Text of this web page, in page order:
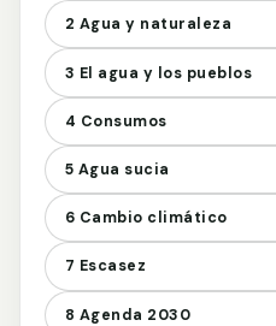
2 Agua y naturaleza
3 El agua y los pueblos
4 Consumos
5 Agua sucia
6 Cambio climático
7 Escasez
8 Agenda 2030